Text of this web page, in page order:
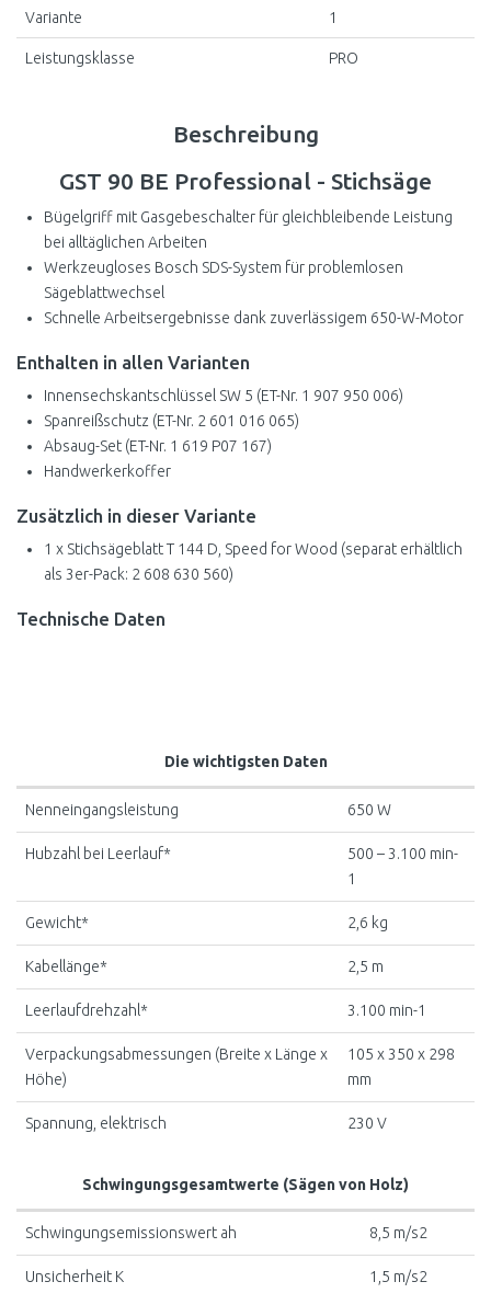
Beschreibung
GST 90 BE Professional - Stichsäge
Bügelgriff mit Gasgebeschalter für gleichbleibende Leistung
bei alltäglichen Arbeiten
Werkzeugloses Bosch SDS-System für problemlosen
Sägeblattwechsel
Schnelle Arbeitsergebnisse dank zuverlässigem 650-W-Motor
Enthalten in allen Varianten
Innensechskantschlüssel SW 5 (ET-Nr. 1 907 950 006)
Spanreißschutz (ET-Nr. 2 601 016 065)
Absaug-Set (ET-Nr. 1 619 P07 167)
Handwerkerkoffer
Zusätzlich in dieser Variante
1 x Stichsägeblatt T 144 D, Speed for Wood (separat erhältlich
als 3er-Pack: 2 608 630 560)
Technische Daten
Die wichtigsten Daten
Nenneingangsleistung 650 W
Hubzahl bei Leerlauf*
500 – 3.100 min-
1
Gewicht* 2,6 kg
Kabellänge* 2,5 m
Leerlaufdrehzahl* 3.100 min-1
Verpackungsabmessungen (Breite x Länge x
Höhe)
105 x 350 x 298
mm
Spannung, elektrisch 230 V
Schwingungsgesamtwerte (Sägen von Holz)
Schwingungsemissionswert ah 8,5 m/s2
Unsicherheit K 1,5 m/s2
Variante 1
Leistungsklasse PRO